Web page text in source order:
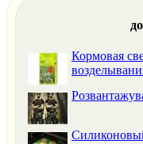
Кормовая